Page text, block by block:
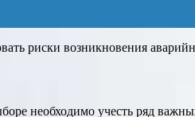
риски возникновения
необходимо учесть ряд